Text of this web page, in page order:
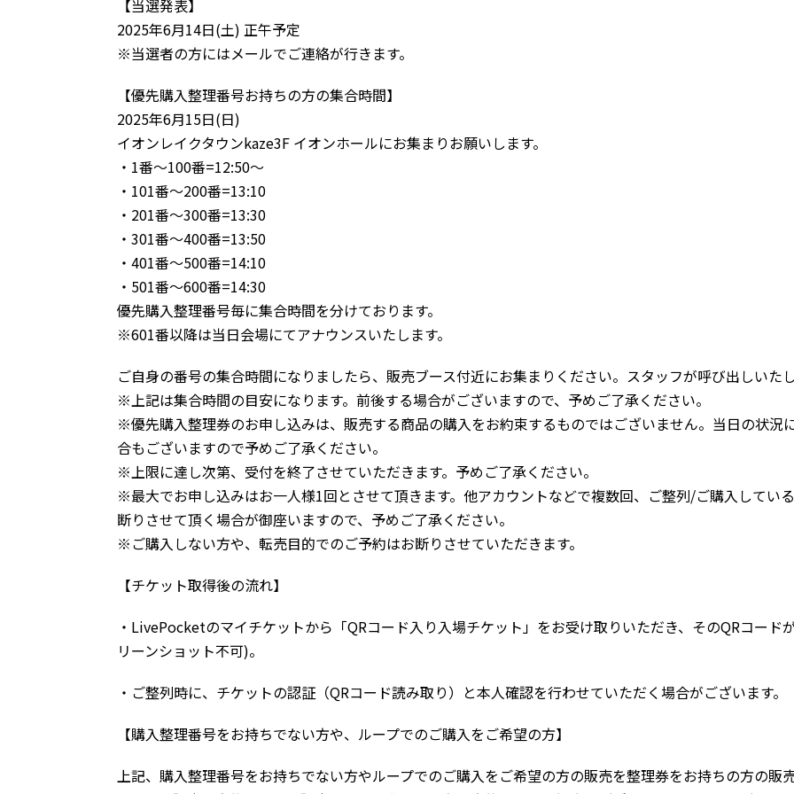
【当選発表】
2025年6月14日(土) 正午予定
※当選者の方にはメールでご連絡が行きます。
【優先購入整理番号お持ちの方の集合時間】
2025年6月15日(日)
イオンレイクタウンkaze3F イオンホールにお集まりお願いします。
・1番～100番=12:50～
・101番～200番=13:10
・201番～300番=13:30
・301番～400番=13:50
・401番～500番=14:10
・501番～600番=14:30
優先購入整理番号毎に集合時間を分けております。
※601番以降は当日会場にてアナウンスいたします。
ご自身の番号の集合時間になりましたら、販売ブース付近にお集まりください。スタッフが呼び出しいた
※上記は集合時間の目安になります。前後する場合がございますので、予めご了承ください。
※優先購入整理券のお申し込みは、販売する商品の購入をお約束するものではございません。当日の状況
合もございますので予めご了承ください。
※上限に達し次第、受付を終了させていただきます。予めご了承ください。
※最大でお申し込みはお一人様1回とさせて頂きます。他アカウントなどで複数回、ご整列/ご購入してい
断りさせて頂く場合が御座いますので、予めご了承ください。
※ご購入しない方や、転売目的でのご予約はお断りさせていただきます。
【チケット取得後の流れ】
・LivePocketのマイチケットから「QRコード入り入場チケット」をお受け取りいただき、そのQRコー
リーンショット不可)。
・ご整列時に、チケットの認証（QRコード読み取り）と本人確認を行わせていただく場合がございます。
【購入整理番号をお持ちでない方や、ループでのご購入をご希望の方】
上記、購入整理番号をお持ちでない方やループでのご購入をご希望の方の販売を整理券をお持ちの方の販